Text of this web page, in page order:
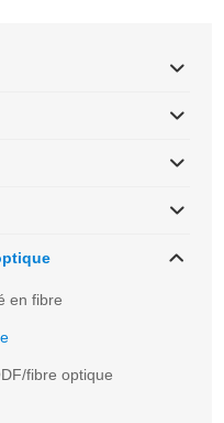
en fibre
fibre optique